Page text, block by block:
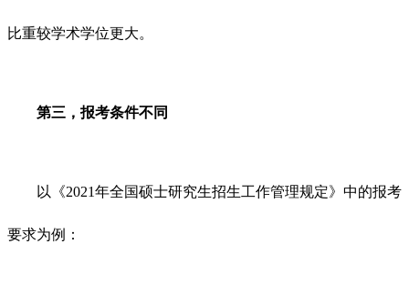
比重较学术学位更大。
第三，报考条件不同
以《2021年全国硕士研究生招生工作管理规定》中的报考
要求为例：